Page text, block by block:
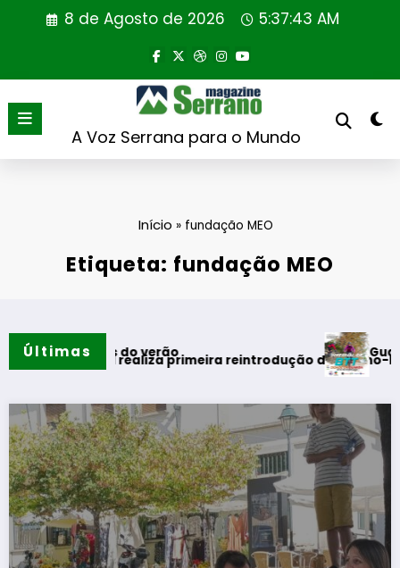
8 de Agosto de 2026 5:37:44 AM
A Voz Serrana para o Mundo
Início » fundação MEO
Etiqueta: fundação MEO
Últimas
do verão
realiza primeira reintrodução de coelho-bravo em
Guarda